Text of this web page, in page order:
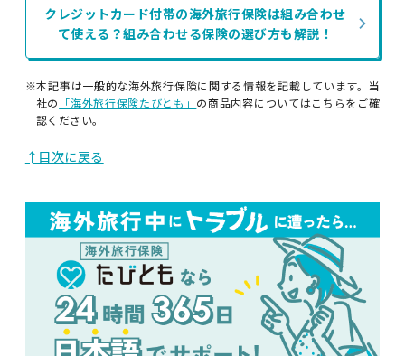
クレジットカード付帯の海外旅行保険は組み合わせ
て使える？組み合わせる保険の選び方も解説！
※本記事は一般的な海外旅行保険に関する情報を記載しています。当
社の 「海外旅行保険たびとも」 の商品内容についてはこちらをご確
認ください。
↑目次に戻る